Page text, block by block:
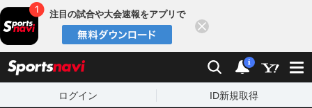
注目の試合や大会速報をアプリで
検索 通知
i
ログイン ID新規取得